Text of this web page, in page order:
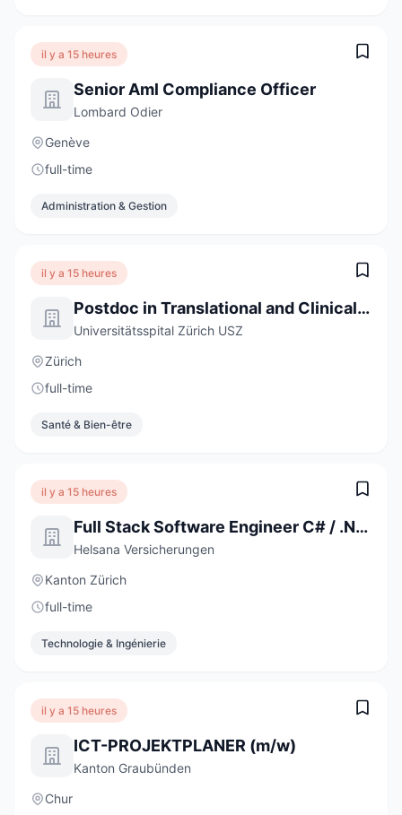
il y a 15 heures
Senior Aml Compliance Officer
Lombard Odier
Genève
full-time
Administration & Gestion
il y a 15 heures
Postdoc in Translational and Clinical Sarcoidosis Research 80-100%
Universitätsspital Zürich USZ
Zürich
full-time
Santé & Bien-être
il y a 15 heures
Full Stack Software Engineer C# / .NET / React (a) 80-100%
Helsana Versicherungen
Kanton Zürich
full-time
Technologie & Ingénierie
il y a 15 heures
ICT-PROJEKTPLANER (m/w)
Kanton Graubünden
Chur